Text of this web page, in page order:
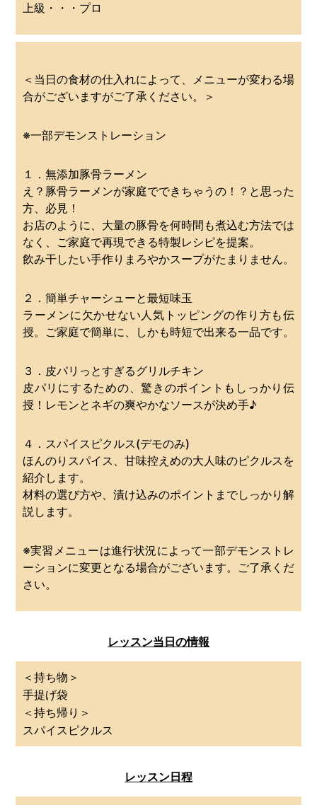
上級・・・プロ
＜当日の食材の仕入れによって、メニューが変わる場
合がございますがご了承ください。＞
※一部デモンストレーション
１．無添加豚骨ラーメン
え？豚骨ラーメンが家庭でできちゃうの！？と思った
方、必見！
お店のように、大量の豚骨を何時間も煮込む方法では
なく、ご家庭で再現できる特製レシピを提案。
飲み干したい手作りまろやかスープがたまりません。
２．簡単チャーシューと最短味玉
ラーメンに欠かせない人気トッピングの作り方も伝
授。ご家庭で簡単に、しかも時短で出来る一品です。
３．皮パリっとすぎるグリルチキン
皮パリにするための、驚きのポイントもしっかり伝
授！レモンとネギの爽やかなソースが決め手♪
４．スパイスピクルス(デモのみ)
ほんのりスパイス、甘味控えめの大人味のピクルスを
紹介します。
材料の選び方や、漬け込みのポイントまでしっかり解
説します。
※実習メニューは進行状況によって一部デモンストレ
ーションに変更となる場合がございます。ご了承くだ
さい。
レッスン当日の情報
＜持ち物＞
手提げ袋
＜持ち帰り＞
スパイスピクルス
レッスン日程